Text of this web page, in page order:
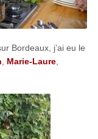
Bordeaux, j’ai eu le
Marie-Laure,